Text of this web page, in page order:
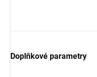
Doplňkové parametry